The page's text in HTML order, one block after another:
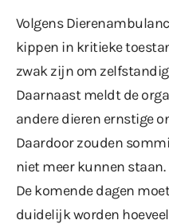
Volgens
kippen in kritieke
zwak zijn om
Daarnaast meldt de
andere dieren ernstige
Daardoor zouden
niet meer kunnen staan.
De komende dagen
duidelijk worden